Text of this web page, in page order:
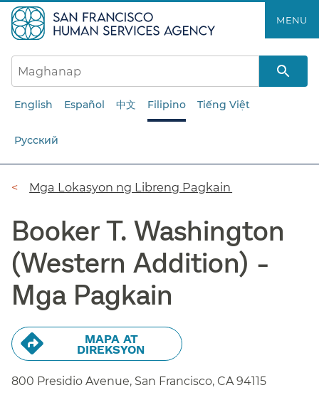
ang
pangunahing
nilalaman​​
MENU​​
English Español 中文 Filipino Tiếng Việt
Русский
Breadcrumb​​
Mga Lokasyon ng Libreng Pagkain​​
Booker T. Washington
(Western Addition) -
Mga Pagkain​​
MAPA AT
DIREKSYON​​
800 Presidio Avenue, San Francisco, CA 94115